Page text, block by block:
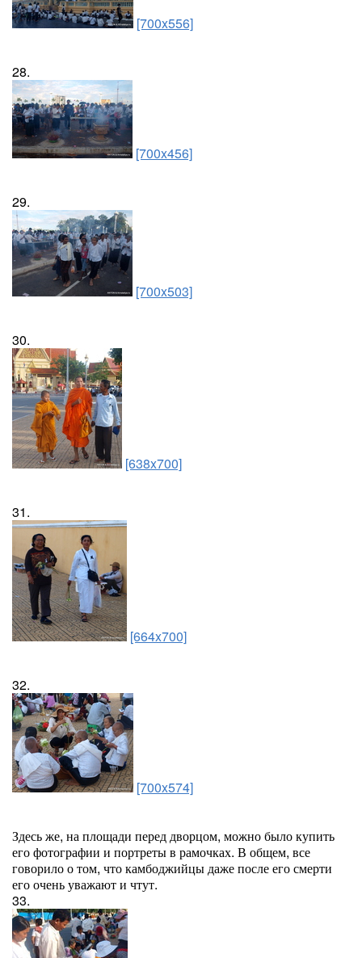
[700x556]
28.
[700x456]
29.
[700x503]
30.
[638x700]
31.
[664x700]
32.
[700x574]
Здесь же, на площади перед дворцом, можно было купить
его фотографии и портреты в рамочках. В общем, все
говорило о том, что камбоджийцы даже после его смерти
его очень уважают и чтут.
33.